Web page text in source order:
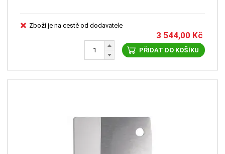
Zboží je na cestě od dodavatele
3 544,00 Kč
PŘIDAT DO KOŠÍKU